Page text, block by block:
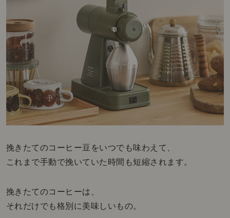
挽きたてのコーヒー豆をいつでも味わえて、
これまで手動で挽いていた時間も短縮されます。
挽きたてのコーヒーは、
それだけでも格別に美味しいもの。